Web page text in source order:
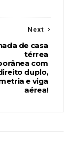
Next
de casa
térrea
com
duplo,
e viga
aérea!